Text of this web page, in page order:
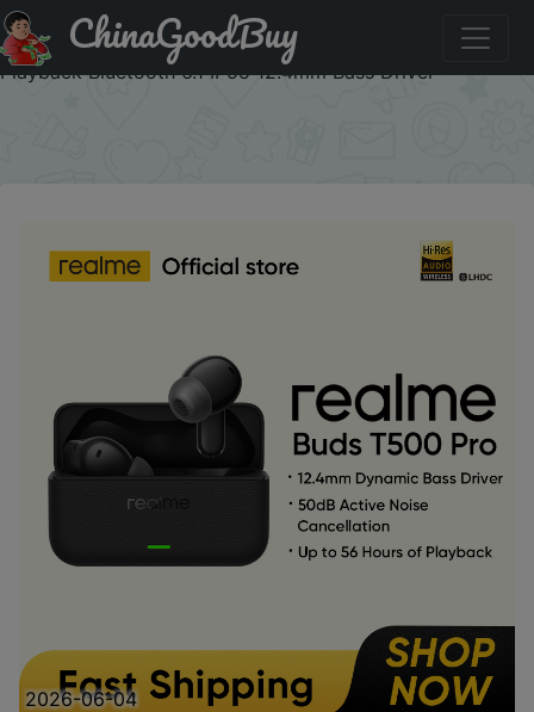
Код на скидку :IXW10X realme Buds T500 Pro TWS
Earphones 50dB Noise Cancellation Up to 56 Hours of
Playback Bluetooth 6.1 IP55 12.4mm Bass Driver
ChinaGoodBuy
2026-06-04